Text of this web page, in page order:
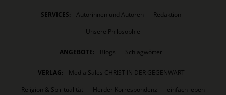
SERVICES: Autorinnen und Autoren
Redaktion
Unsere Philosophie
ANGEBOTE: Blogs Schlagwörter
VERLAG:
Media Sales CHRIST IN DER GEGENWART
Religion & Spiritualität
Herder Korrespondenz
einfach leben